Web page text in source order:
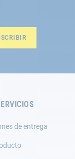
de entrega